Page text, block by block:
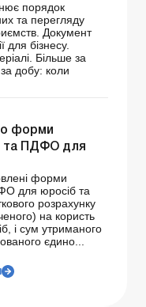
порядок
та перегляду
Документ
для бізнесу.
Більше за
добу: коли
форми
та ПДФО для
форми
для юросіб та
розрахунку
на користь
і сум утриманого
єдино...